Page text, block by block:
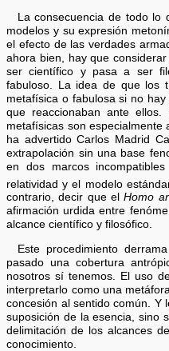
La consecuencia de todo lo
modelos y su expresión
el efecto de las verdades
ahora bien, hay que
ser científico y pasa a ser
fabuloso. La idea de que los
metafísica o fabulosa si no
que reaccionaban ante
metafísicas son
ha advertido Carlos Madrid
extrapolación sin una base
en dos marcos
relatividad y el modelo
contrario, decir que elHomo
afirmación urdida entre
alcance científico y filosófico.
Este procedimiento
pasado una cobertura
nosotros sí tenemos. El uso
interpretarlo como una
concesión al sentido común. Y
suposición de la esencia, sino
delimitación de los alcances
conocimiento.